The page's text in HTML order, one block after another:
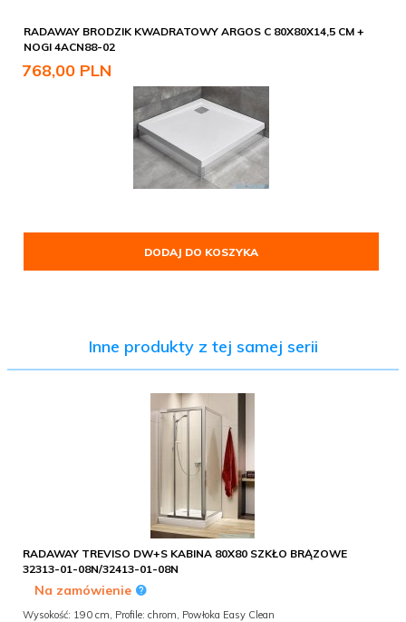
RADAWAY BRODZIK KWADRATOWY ARGOS C 80X80X14,5 CM +
NOGI 4ACN88-02
768,00 PLN
DODAJ DO KOSZYKA
Inne produkty z tej samej serii
RADAWAY TREVISO DW+S KABINA 80X80 SZKŁO BRĄZOWE
32313-01-08N/32413-01-08N
Na zamówienie
Wysokość: 190 cm, Profile: chrom, Powłoka Easy Clean